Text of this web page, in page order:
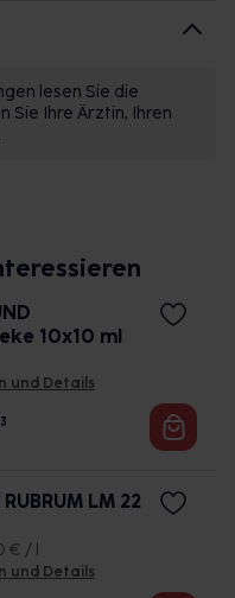
lesen Sie die
Sie Ihre Ärztin, Ihren
10x10 ml
und Details
LM 22
€ / l
und Details